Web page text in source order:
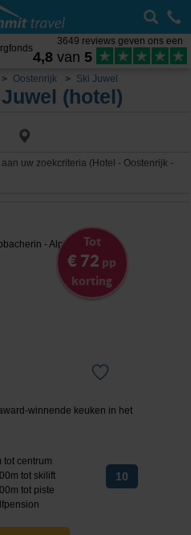
3649 reviews geven ons een
4,8 van 5
Oostenrijk Ski Juwel
(hotel)
uw zoekcriteria (Hotel - Oostenrijk -
Tot
€ 72 pp
korting
winnende keuken in het
tot centrum
tot skilift
tot piste
10